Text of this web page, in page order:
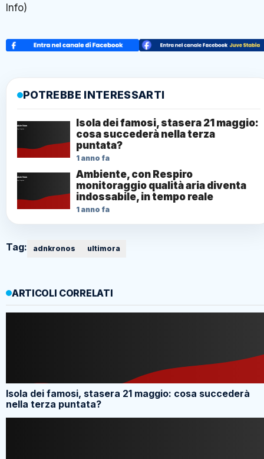
Info)
POTREBBE INTERESSARTI
Isola dei famosi, stasera 21 maggio:
cosa succederà nella terza
puntata?
1 anno fa
Ambiente, con Respiro
monitoraggio qualità aria diventa
indossabile, in tempo reale
1 anno fa
Tag: adnkronos ultimora
ARTICOLI CORRELATI
Isola dei famosi, stasera 21 maggio: cosa succederà
nella terza puntata?